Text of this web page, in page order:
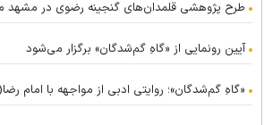
طرح پژوهشی قلمدان‌های گنجینه رضوی در مشهد
آیین رونمایی از «گاهِ گم‌شدگان» برگزار می‌شود
«گاهِ گم‌شدگان»؛ روایتی ادبی از مواجهه با امام